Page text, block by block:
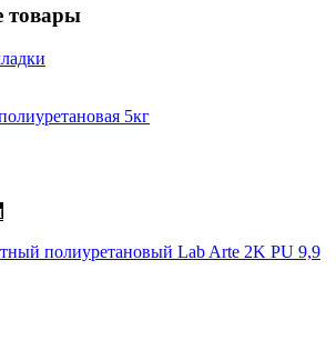
товары
5кг
полиуретановый Lab Arte 2K PU 9,9